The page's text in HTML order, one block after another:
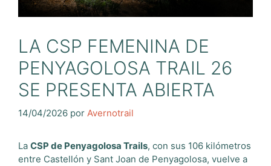
LA CSP FEMENINA DE
PENYAGOLOSA TRAIL 26
SE PRESENTA ABIERTA
14/04/2026 por Avernotrail
La CSP de Penyagolosa Trails, con sus 106 kilómetros
entre Castellón y Sant Joan de Penyagolosa, vuelve a